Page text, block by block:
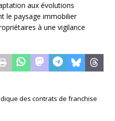
aux évolutions
le paysage immobilier
à une vigilance
des contrats de franchise